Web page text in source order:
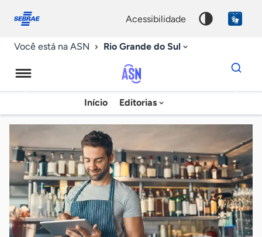
conosco
acessibilidade
Você está na ASN Rio Grande do Sul
Agência
Sebrae
de
Notícias
Início Editorias
Dados
para
chave